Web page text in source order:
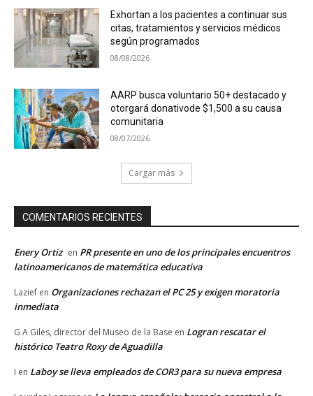
Exhortan a los pacientes a continuar sus
citas, tratamientos y servicios médicos
según programados
08/08/2026
AARP busca voluntario 50+ destacado y
otorgará donativode $1,500 a su causa
comunitaria
08/07/2026
Cargar más
COMENTARIOS RECIENTES
Enery Ortiz en PR presente en uno de los principales encuentros
latinoamericanos de matemática educativa
Lazief en Organizaciones rechazan el PC 25 y exigen moratoria
inmediata
G A Giles, director del Museo de la Base en Logran rescatar el
histórico Teatro Roxy de Aguadilla
I en Laboy se lleva empleados de COR3 para su nueva empresa